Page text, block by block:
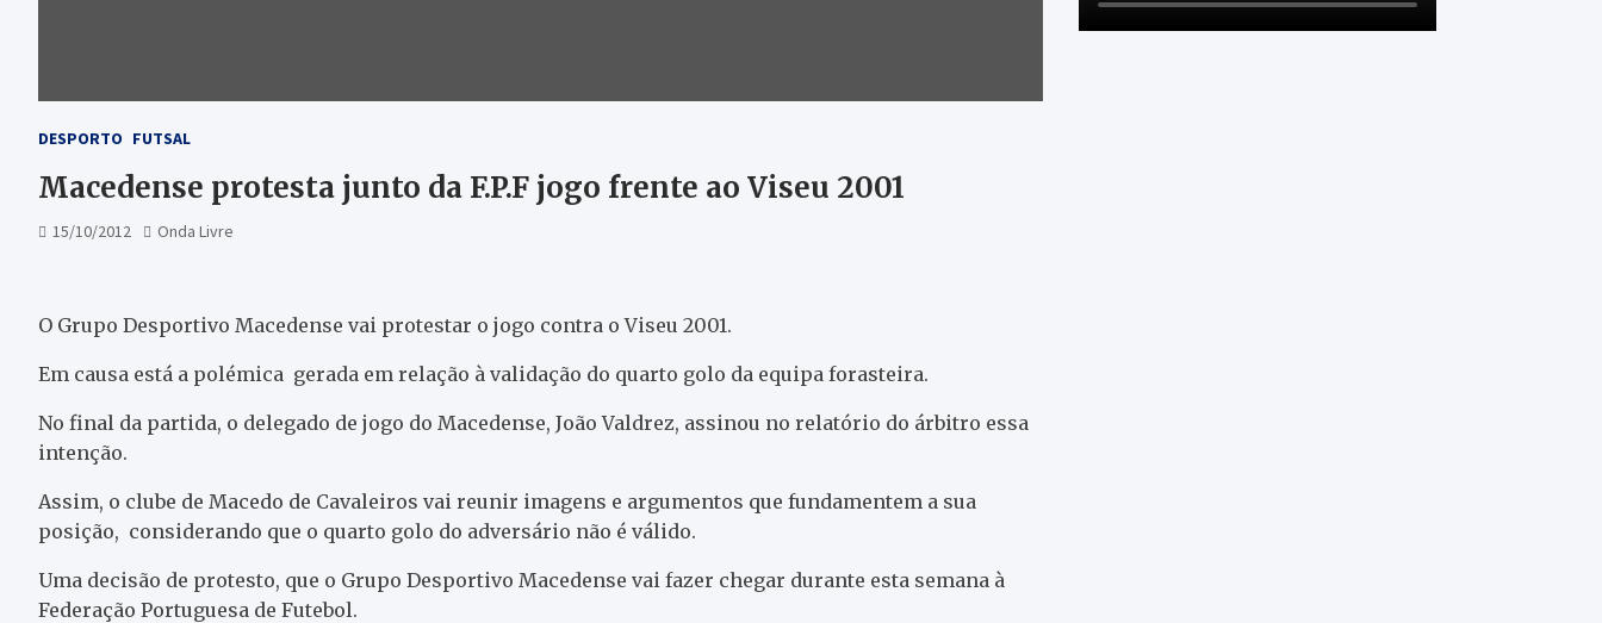
DESPORTO FUTSAL
Macedense protesta junto da F.P.F jogo frente ao Viseu 2001
15/10/2012 Onda Livre
O Grupo Desportivo Macedense vai protestar o jogo contra o Viseu 2001.
Em causa está a polémica gerada em relação à validação do quarto golo da equipa forasteira.
No final da partida, o delegado de jogo do Macedense, João Valdrez, assinou no relatório do árbitro essa
intenção.
Assim, o clube de Macedo de Cavaleiros vai reunir imagens e argumentos que fundamentem a sua
posição, considerando que o quarto golo do adversário não é válido.
Uma decisão de protesto, que o Grupo Desportivo Macedense vai fazer chegar durante esta semana à
Federação Portuguesa de Futebol.